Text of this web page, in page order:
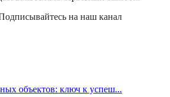
на наш канал
объектов: ключ к успеш...